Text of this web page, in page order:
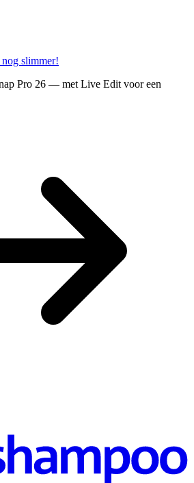
slimmer!
Pro 26 — met Live Edit voor een